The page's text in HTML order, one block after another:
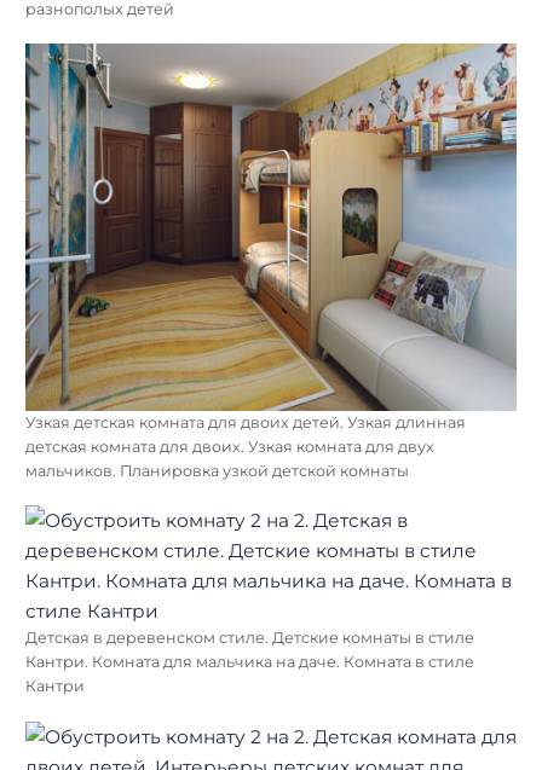
для двоих. Детская 16 кв м для двоих разнополых
Комната 15 кв м для двоих детей разнополых. Детская
мебель для двоих разнополых детей. Комната для двоих
разнополых детей 12 кв.м. Комната 12 кв метров для двоих
разнополых детей
Узкая детская комната для двоих детей. Узкая длинная
мальчиков. Планировка узкой детской комнаты
Детская в деревенском стиле. Детские комнаты в стиле